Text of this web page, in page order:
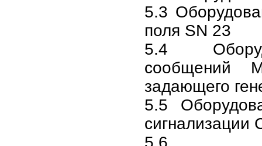
5.3
поля SN 23
5.4
сообщений
задающего
5.5
сигнализации
5.6